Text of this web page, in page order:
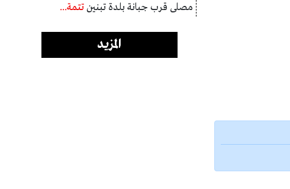
مصلى قرب جبانة بلدة تبنينتتمة...
المزيد